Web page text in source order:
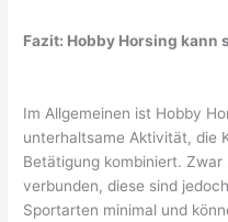
Fazit: Hobby Horsing kann
Im Allgemeinen ist Hobby
unterhaltsame Aktivität, die
Betätigung kombiniert. Zwar
verbunden, diese sind
Sportarten minimal und